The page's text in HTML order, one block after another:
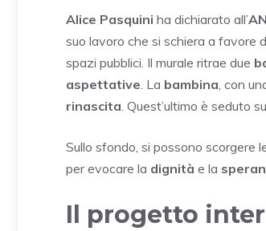
Alice Pasquini ha dichiarato all’
suo lavoro che si schiera a favore
spazi pubblici. Il murale ritrae due
aspettative. La bambina, con
rinascita. Quest’ultimo è seduto
Sullo sfondo, si possono scorgere
per evocare la dignità e la
Il progetto